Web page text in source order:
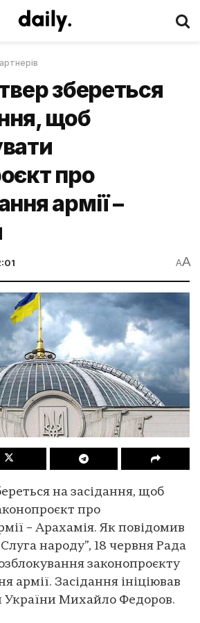
збереться
щоб
про
армії –
AA
на засідання, щоб
про
– Арахамія. Як повідомив
народу”, 18 червня Рада
законопроєкту
армії. Засідання ініціював
України Михайло Федоров.